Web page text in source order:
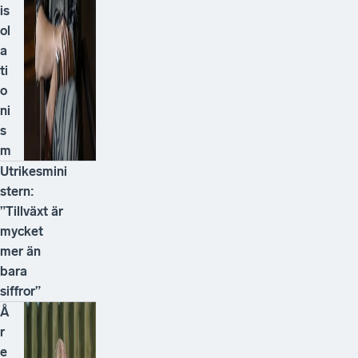
is
ol
a
ti
o
ni
s
m
Utrikesmini
stern:
”Tillväxt är
mycket
mer än
bara
siffror”
Å
r
e